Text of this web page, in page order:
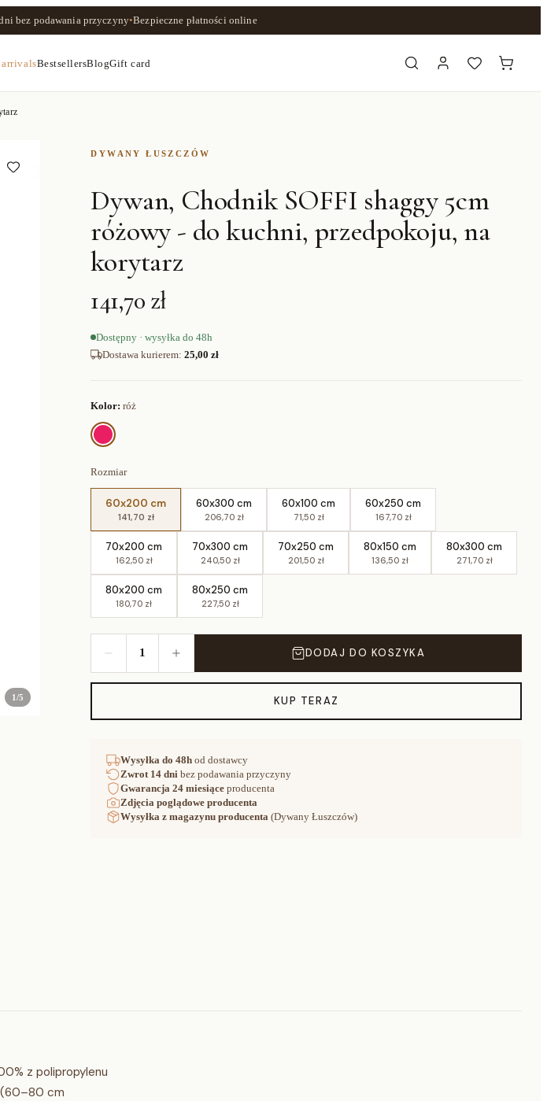
bez podawania przyczyny•Bezpieczne płatności online
arrivalsBestsellersBlogGift card
1/5
DYWANY ŁUSZCZÓW
Dywan, Chodnik SOFFI shaggy 5cm
różowy - do kuchni, przedpokoju, na
korytarz
141,70 zł
Dostępny · wysyłka do 48h
Dostawa kurierem:25,00 zł
Kolor: róż
Rozmiar
60x200 cm
141,70 zł
60x300 cm
206,70 zł
60x100 cm
71,50 zł
60x250 cm
167,70 zł
70x200 cm
162,50 zł
70x300 cm
240,50 zł
70x250 cm
201,50 zł
80x150 cm
136,50 zł
80x300 cm
271,70 zł
80x200 cm
180,70 zł
80x250 cm
227,50 zł
1 DODAJ DO KOSZYKA
KUP TERAZ
Wysyłkado 48h od dostawcy
Zwrot 14 dni bez podawania przyczyny
Gwarancja24 miesiące producenta
Zdjęcia poglądowe producenta
Wysyłka z magazynu producenta (Dywany Łuszczów)
z polipropylenu
(60–80 cm